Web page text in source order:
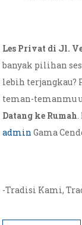
Les Privat di Jl.
banyak pilihan
lebih terjangkau?
teman-temanmu
Datang ke Rumah.
admin Gama
-Tradisi Kami,